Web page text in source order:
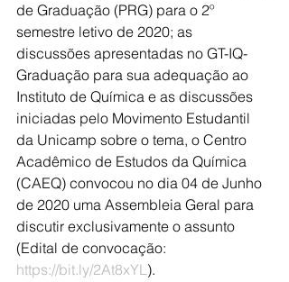
de Graduação (PRG) para o 2º
semestre letivo de 2020; as
discussões apresentadas no GT-IQ-
Graduação para sua adequação ao
Instituto de Química e as discussões
iniciadas pelo Movimento Estudantil
da Unicamp sobre o tema, o Centro
Acadêmico de Estudos da Química
(CAEQ) convocou no dia 04 de Junho
de 2020 uma Assembleia Geral para
discutir exclusivamente o assunto
(Edital de convocação:
https://bit.ly/2At8xYL).